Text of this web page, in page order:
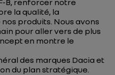
B, renforcer notre
la qualité, la
produits. Nous avons
pour aller vers de plus
en montre le
des marques Dacia et
du plan stratégique.